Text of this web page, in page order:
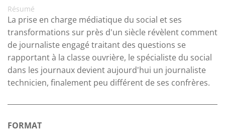
Résumé
La prise en charge médiatique du social et ses
transformations sur près d'un siècle révèlent comment
de journaliste engagé traitant des questions se
rapportant à la classe ouvrière, le spécialiste du social
dans les journaux devient aujourd'hui un journaliste
technicien, finalement peu différent de ses confrères.
FORMAT